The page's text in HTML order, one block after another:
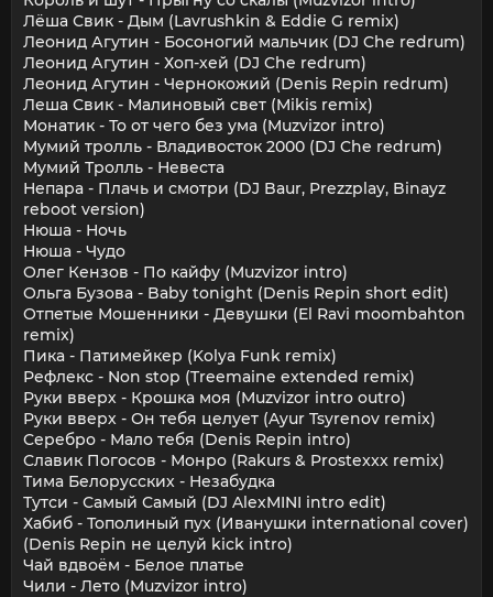
Лёша Свик - Дым (Lavrushkin & Eddie G remix)
Леонид Агутин - Босоногий мальчик (DJ Che redrum)
Леонид Агутин - Хоп-хей (DJ Che redrum)
Леонид Агутин - Чернокожий (Denis Repin redrum)
Леша Свик - Малиновый свет (Mikis remix)
Монатик - То от чего без ума (Muzvizor intro)
Мумий тролль - Владивосток 2000 (DJ Che redrum)
Мумий Тролль - Невеста
Непара - Плачь и смотри (DJ Baur, Prezzplay, Binayz
reboot version)
Нюша - Ночь
Нюша - Чудо
Олег Кензов - По кайфу (Muzvizor intro)
Ольга Бузова - Baby tonight (Denis Repin short edit)
Отпетые Мошенники - Девушки (El Ravi moombahton
remix)
Пика - Патимейкер (Kolya Funk remix)
Рефлекс - Non stop (Treemaine extended remix)
Руки вверх - Крошка моя (Muzvizor intro outro)
Руки вверх - Он тебя целует (Ayur Tsyrenov remix)
Серебро - Мало тебя (Denis Repin intro)
Славик Погосов - Монро (Rakurs & Prostexxx remix)
Тима Белорусских - Незабудка
Тутси - Самый Самый (DJ AlexMINI intro edit)
Хабиб - Тополиный пух (Иванушки international cover)
(Denis Repin не целуй kick intro)
Чай вдвоём - Белое платье
Чили - Лето (Muzvizor intro)